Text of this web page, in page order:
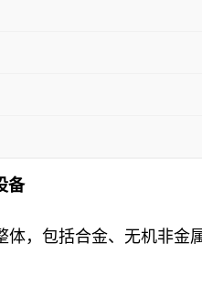
备
，包括合金、无机非金